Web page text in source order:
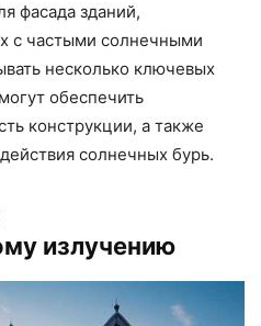
фасада зданий,
с частыми солнечными
несколько ключевых
обеспечить
конструкции, а также
солнечных бурь.
излучению